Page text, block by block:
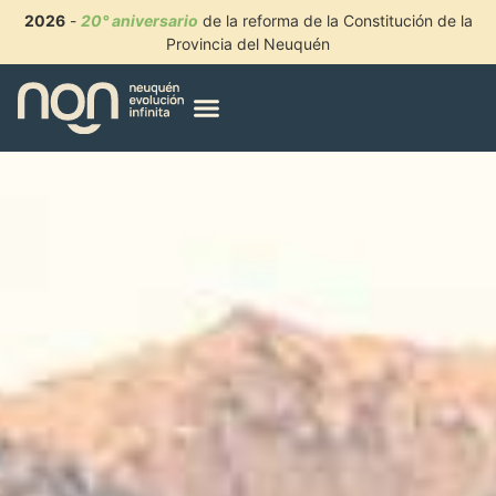
2026- 20° aniversario de la reforma de la Constitución de la
Provincia del Neuquén